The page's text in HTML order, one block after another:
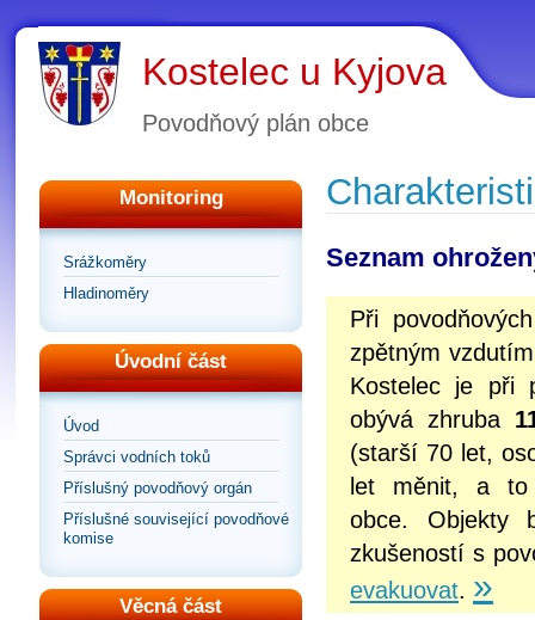
Kostelec u Kyjova
Povodňový plán obce
Monitoring
Srážkoměry
Hladinoměry
Úvodní část
Úvod
Správci vodních toků
Příslušný povodňový orgán
Příslušné související povodňové
komise
Věcná část
Seznam
Při
zpětným
Kostelec je při
obývá zhruba
(starší 70 let,
let měnit, a to
obce. Objekty
zkušeností s
evakuovat. »